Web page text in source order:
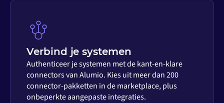
Verbind je systemen
Authenticeer je systemen met de kant-en-klare
connectors van Alumio. Kies uit meer dan 200
connector-pakketten in de marketplace, plus
onbeperkte aangepaste integraties.